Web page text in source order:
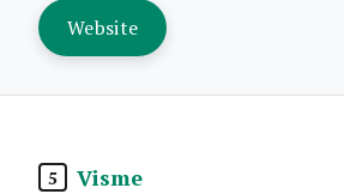
Website
5 Visme